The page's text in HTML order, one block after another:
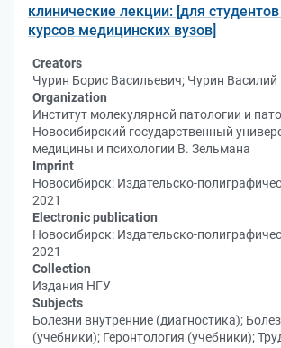
клинические лекции: [для
курсов медицинских вузов]
Creators
Чурин Борис Васильевич; Чурин Василий
Organization
Институт молекулярной патологии и
Новосибирский государственный
медицины и психологии В. Зельмана
Imprint
Новосибирск: Издательско-
2021
Electronic publication
Новосибирск: Издательско-
2021
Collection
Издания НГУ
Subjects
Болезни внутренние (диагностика);
(учебники); Геронтология (учебники);